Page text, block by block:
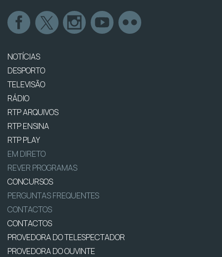
NOTÍCIAS
DESPORTO
TELEVISÃO
RÁDIO
RTP ARQUIVOS
RTP ENSINA
RTP PLAY
EM DIRETO
REVER PROGRAMAS
CONCURSOS
PERGUNTAS FREQUENTES
CONTACTOS
CONTACTOS
PROVEDORA DO TELESPECTADOR
PROVEDORA DO OUVINTE